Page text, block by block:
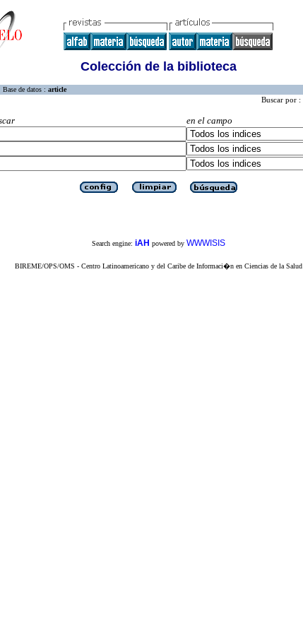
Colección de la biblioteca
Base de datos : article
Buscar por :
en el campo
Search engine: iAH powered by WWWISIS
BIREME/OPS/OMS - Centro Latinoamericano y del Caribe de Informaci�n en Ciencias de la Salud